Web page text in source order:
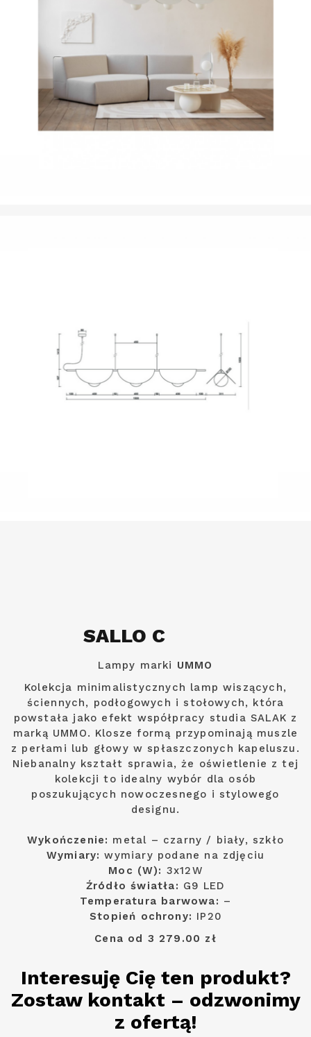
SALLO C
Lampy marki UMMO
Kolekcja minimalistycznych lamp wiszących,
ściennych, podłogowych i stołowych, która
powstała jako efekt współpracy studia SALAK z
marką UMMO. Klosze formą przypominają muszle
z perłami lub głowy w spłaszczonych kapeluszu.
Niebanalny kształt sprawia, że oświetlenie z tej
kolekcji to idealny wybór dla osób
poszukujących nowoczesnego i stylowego
designu.
Wykończenie: metal – czarny / biały, szkło
Wymiary:wymiary podane na zdjęciu
Moc (W): 3x12W
Źródło światła: G9 LED
Temperatura barwowa: –
Stopień ochrony: IP20
Cena od 3 279.00 zł
Interesuję Cię ten produkt?
Zostaw kontakt – odzwonimy
z ofertą!